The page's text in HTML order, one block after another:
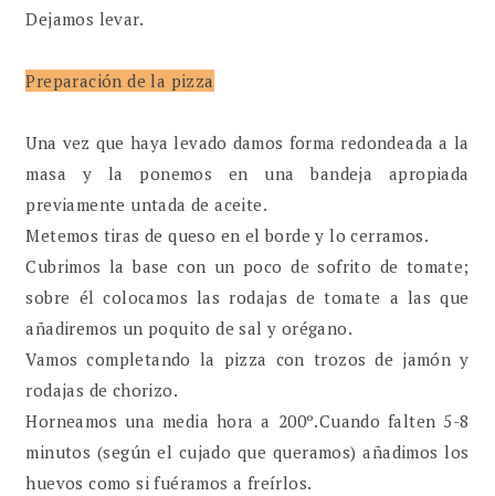
Dejamos levar.
Preparación de la pizza
Una vez que haya levado damos forma redondeada a la
masa y la ponemos en una bandeja apropiada
previamente untada de aceite.
Metemos tiras de queso en el borde y lo cerramos.
Cubrimos la base con un poco de sofrito de tomate;
sobre él colocamos las rodajas de tomate a las que
añadiremos un poquito de sal y orégano.
Vamos completando la pizza con trozos de jamón y
rodajas de chorizo.
Horneamos una media hora a 200º.Cuando falten 5-8
minutos (según el cujado que queramos) añadimos los
huevos como si fuéramos a freírlos.